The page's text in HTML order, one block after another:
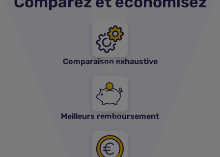
Comparaison exhaustive
Meilleurs remboursement